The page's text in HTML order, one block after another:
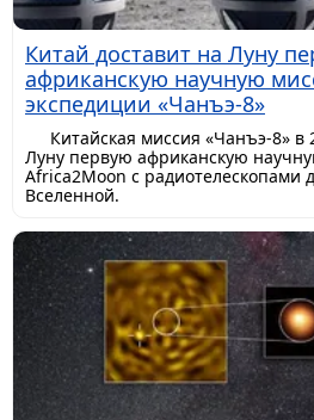
Китай доставит на Луну
африканскую научную
экспедиции «Чанъэ-8»
Китайская миссия «Чанъэ-8» в
Луну первую африканскую
Africa2Moon с радиотелескопами
Вселенной.